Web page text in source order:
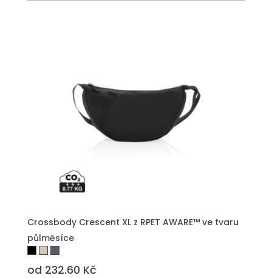
Crossbody Crescent XL z RPET AWARE™ ve tvaru
půlměsíce
od 232.60 Kč